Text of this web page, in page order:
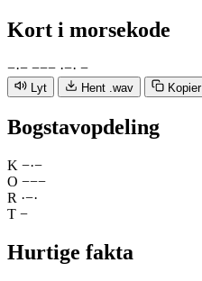
Kort i morsekode
−·− −−− ·−· −
Lyt Hent .wav Kopier
Bogstavopdeling
K −·−
O −−−
R ·−·
T −
Hurtige fakta